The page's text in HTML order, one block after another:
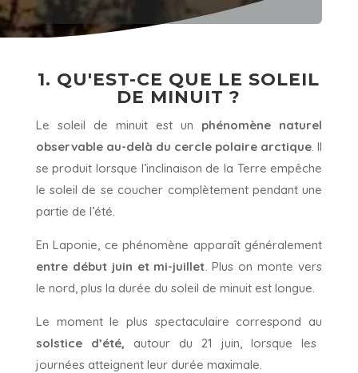
1. QU'EST-CE QUE LE SOLEIL
DE MINUIT ?
Le soleil de minuit est un phénomène naturel
observable au-delà du cercle polaire arctique. Il
se produit lorsque l’inclinaison de la Terre empêche
le soleil de se coucher complètement pendant une
partie de l’été.
En Laponie, ce phénomène apparaît généralement
entre début juin et mi-juillet. Plus on monte vers
le nord, plus la durée du soleil de minuit est longue.
Le moment le plus spectaculaire correspond au
solstice d’été, autour du 21 juin, lorsque les
journées atteignent leur durée maximale.